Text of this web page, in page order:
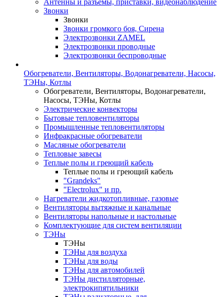
Антенны и разъемы, приставки, видеонаблюдение
Звонки
Звонки
Звонки громкого боя, Сирена
Электрозвонки ZAMEL
Электрозвонки проводные
Электрозвонки беспроводные
Обогреватели, Вентиляторы, Водонагреватели, Насосы,
ТЭНы, Котлы
Обогреватели, Вентиляторы, Водонагреватели,
Насосы, ТЭНы, Котлы
Электрические конвекторы
Бытовые тепловентиляторы
Промышленные тепловентиляторы
Инфракрасные обогреватели
Масляные обогреватели
Тепловые завесы
Теплые полы и греющий кабель
Теплые полы и греющий кабель
"Grandeks"
"Electrolux" и пр.
Нагреватели жидкотопливные, газовые
Вентиляторы вытяжные и канальные
Вентиляторы напольные и настольные
Комплектующие для систем вентиляции
ТЭНы
ТЭНы
ТЭНы для воздуха
ТЭНы для воды
ТЭНы для автомобилей
ТЭНы дистилляторные,
электрокипятильники